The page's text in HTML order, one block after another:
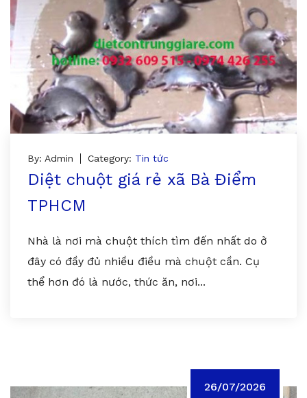
By: Admin Category: Tin tức
Diệt chuột giá rẻ xã Bà Điểm
TPHCM
Nhà là nơi mà chuột thích tìm đến nhất do ở
đây có đầy đủ nhiều điều mà chuột cần. Cụ
thể hơn đó là nước, thức ăn, nơi...
26/07/2026